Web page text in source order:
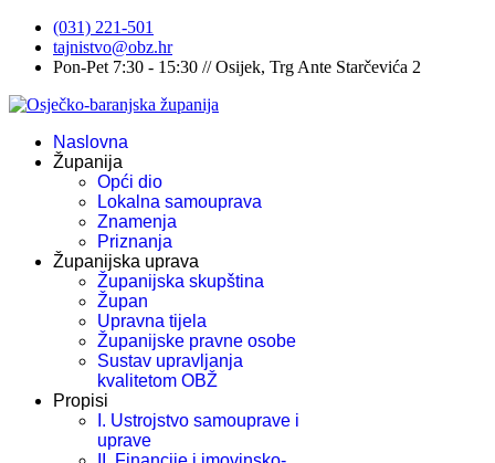
(031) 221-501
tajnistvo@obz.hr
Pon-Pet 7:30 - 15:30 // Osijek, Trg Ante Starčevića 2
Naslovna
Županija
Opći dio
Lokalna samouprava
Znamenja
Priznanja
Županijska uprava
Županijska skupština
Župan
Upravna tijela
Županijske pravne osobe
Sustav upravljanja
kvalitetom OBŽ
Propisi
I. Ustrojstvo samouprave i
uprave